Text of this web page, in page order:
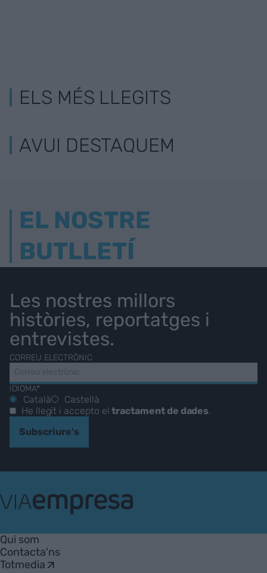
ELS MÉS LLEGITS
AVUI DESTAQUEM
EL NOSTRE
BUTLLETÍ
Les nostres millors
històries, reportatges i
entrevistes.
CORREU ELECTRÒNIC
IDIOMA*
Català
Castellà
He llegit i accepto eltractament de dades.
Subscriure's
Empresa
Qui som
Contacta'ns
Totmedia